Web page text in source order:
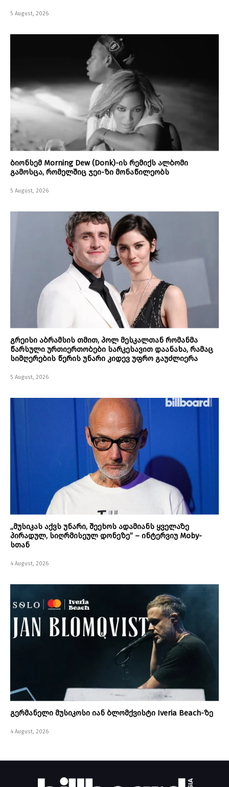
5 August, 2026
ბიონსემ Morning Dew (Donk)-ის რემიქს ალბომი
გამოსცა, რომელშიც ჯეი-ზი მონაწილეობს
5 August, 2026
გრეისი აბრამსის თმით, პოლ მესკალთან რომანმა
წარსული ურთიერთობები სარკესავით დაანახა, რამაც
სიმღერების წერის უნარი კიდევ უფრო გაუძლიერა
5 August, 2026
„მუსიკას აქვს უნარი, შეეხოს ადამიანს ყველაზე
პირადულ, სიღრმისეულ დონეზე” – ინტერვიუ Moby-
სთან
4 August, 2026
გერმანელი მუსიკოსი იან ბლომქვისტი Iveria Beach-ზე
4 August, 2026